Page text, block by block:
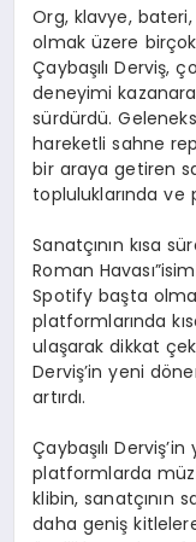
Org, klavye,
olmak üzere
Çaybaşılı Derviş,
deneyimi
sürdürdü.
hareketli sahne
bir araya getiren
topluluklarında ve
Sanatçının kısa
Roman Havası”
Spotify başta
platformlarında
ulaşarak dikkat
Derviş’in yeni
artırdı.
Çaybaşılı
platformlarda
klibin, sanatçının
daha geniş